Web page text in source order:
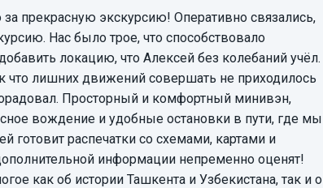
Нас было трое, что способствовало
локацию, что Алексей без колебаний учёл.
что лишних движений совершать не приходилось
Просторный и комфортный минивэн,
вождение и удобные остановки в пути, где мы
готовит распечатки со схемами, картами и
информации непременно оценят!
как об истории Ташкента и Узбекистана, так и о